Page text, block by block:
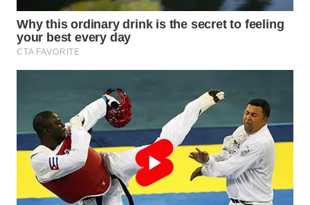
WN
TAPANULI
SELATAN
TANJUNG
LESUNG
WN
KARO